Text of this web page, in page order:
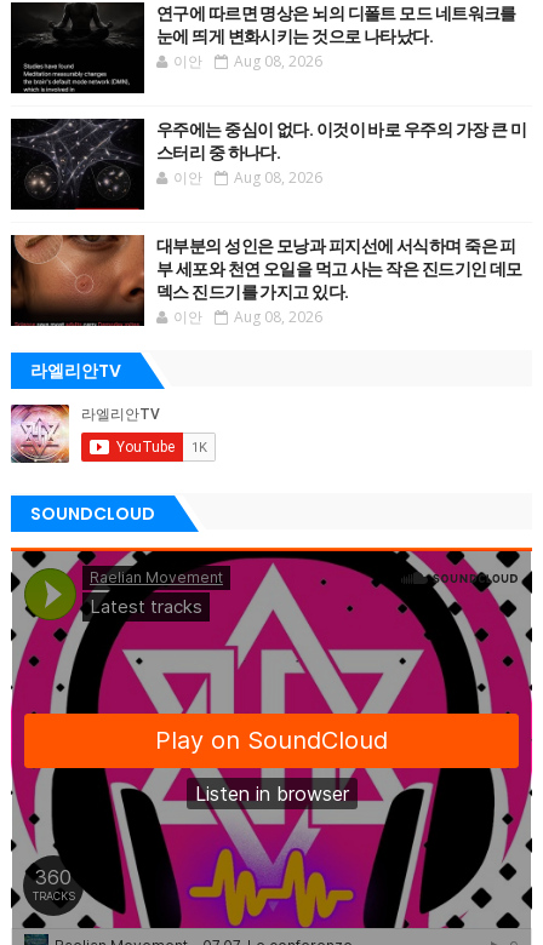
연구에 따르면 명상은 뇌의 디폴트 모드 네트워크를
눈에 띄게 변화시키는 것으로 나타났다.
이안 Aug 08, 2026
우주에는 중심이 없다. 이것이 바로 우주의 가장 큰 미
스터리 중 하나다.
이안 Aug 08, 2026
대부분의 성인은 모낭과 피지선에 서식하며 죽은 피
부 세포와 천연 오일을 먹고 사는 작은 진드기인 데모
덱스 진드기를 가지고 있다.
이안 Aug 08, 2026
라엘리안TV
SOUNDCLOUD